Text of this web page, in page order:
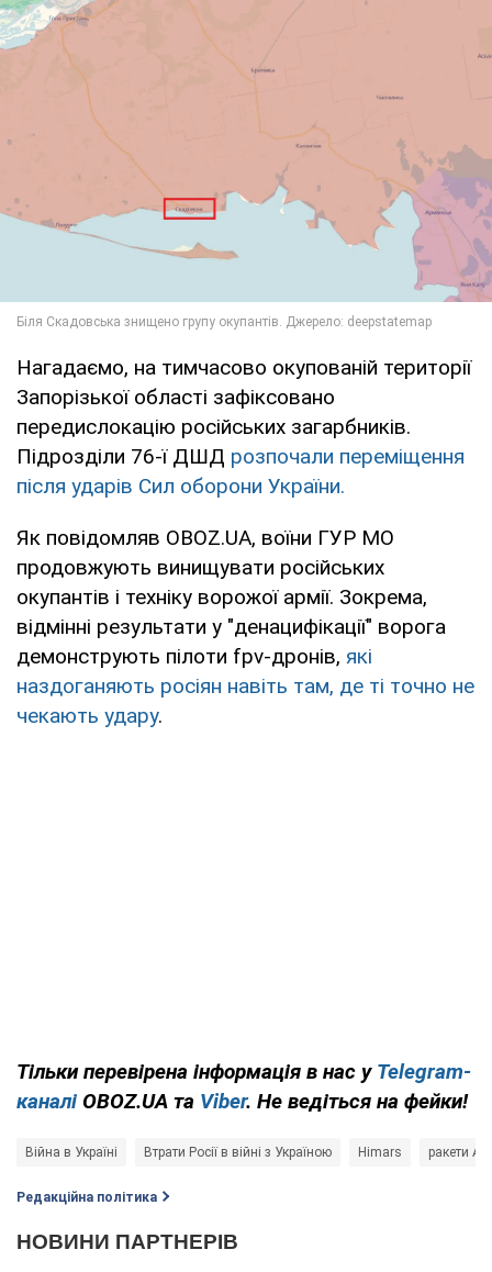
Нагадаємо, на тимчасово окупованій території
Запорізької області зафіксовано
передислокацію російських загарбників.
Підрозділи 76-ї ДШД розпочали переміщення
після ударів Сил оборони України.
Як повідомляв OBOZ.UA, воїни ГУР МО
продовжують винищувати російських
окупантів і техніку ворожої армії. Зокрема,
відмінні результати у "денацифікації" ворога
демонструють пілоти fpv-дронів, які
наздоганяють росіян навіть там, де ті точно не
чекають удару.
Тільки перевірена інформація в нас у Telegram-
каналі OBOZ.UA та Viber. Не ведіться на фейки!
Війна в Україні Втрати Росії в війні з Україною Himars ракети
Редакційна політика